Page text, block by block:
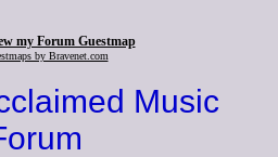
my Forum Guestmap
by Bravenet.com
Music